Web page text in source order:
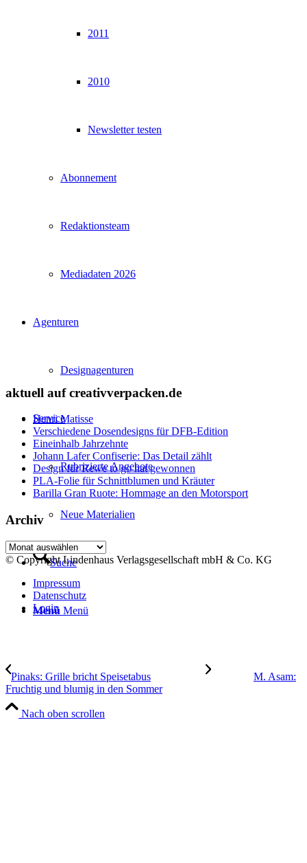
2011
2010
Newsletter testen
Abonnement
Redaktionsteam
Mediadaten 2026
Agenturen
Designagenturen
Service
Rubrizierte Angebote
Neue Materialien
Suche
Menü Menü
aktuell auf creativverpacken.de
Henri Matisse
Verschiedene Dosendesigns für DFB-Edition
Eineinhalb Jahrzehnte
Johann Lafer Confiserie: Das Detail zählt
Design für Rewe to go hat gewonnen
PLA-Folie für Schnittblumen und Kräuter
Barilla Gran Ruote: Hommage an den Motorsport
Archiv
Archiv
© Copyright Lindenhaus Verlagsgesellschaft mbH & Co. KG
Impressum
Datenschutz
Login
Pinaks: Grille bricht Speisetabus
M. Asam:
Fruchtig und blumig in den Sommer
Nach oben scrollen